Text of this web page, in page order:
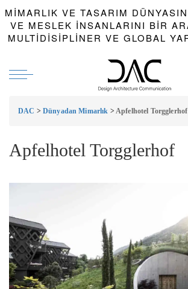
MIMARLIK VE TASARIM
VE MESLEK INSANLARINI BIR
MULTIDISIPLINER VE GLOBAL
DAC > Dünyadan Mimarlık > Apfelhotel Torgglerhof
Apfelhotel Torgglerhof